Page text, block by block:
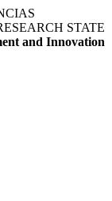
STATE
and Innovation